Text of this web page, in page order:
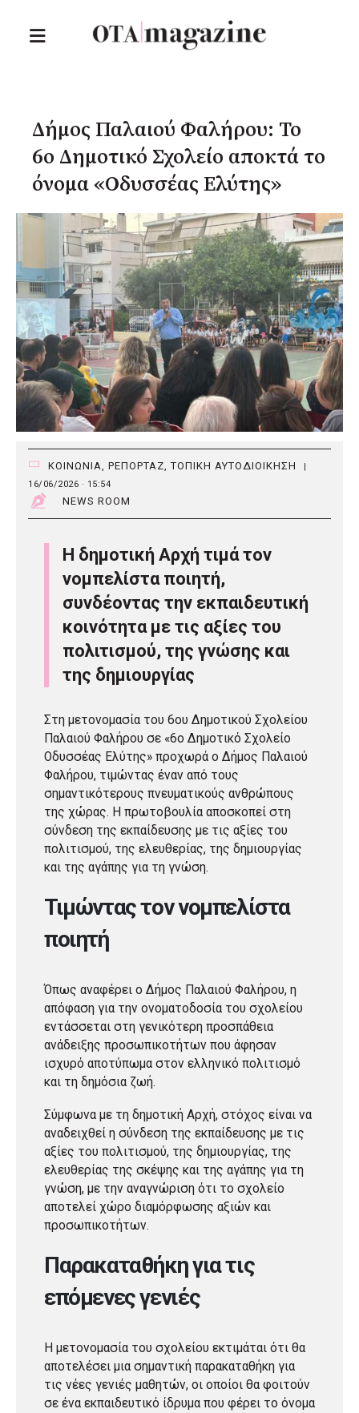
Δήμος Παλαιού Φαλήρου: Το
6ο Δημοτικό Σχολείο αποκτά το
όνομα «Οδυσσέας Ελύτης»
ΚΟΙΝΩΝΙΑ ΡΕΠΟΡΤΑΖ ,ΤΟΠΙΚΗ ΑΥΤΟΔΙΟΙΚΗΣΗ
|
16/06/2026 · 15:54
NEWS ROOM
Η δημοτική Αρχή τιμά τον
νομπελίστα ποιητή,
συνδέοντας την εκπαιδευτική
κοινότητα με τις αξίες του
πολιτισμού, της γνώσης και
της δημιουργίας
Στη μετονομασία του 6ου Δημοτικού Σχολείου
Παλαιού Φαλήρου σε «6ο Δημοτικό Σχολείο
Οδυσσέας Ελύτης» προχωρά ο Δήμος Παλαιού
Φαλήρου, τιμώντας έναν από τους
σημαντικότερους πνευματικούς ανθρώπους
της χώρας. Η πρωτοβουλία αποσκοπεί στη
σύνδεση της εκπαίδευσης με τις αξίες του
πολιτισμού, της ελευθερίας, της δημιουργίας
και της αγάπης για τη γνώση.
Τιμώντας τον νομπελίστα
ποιητή
Όπως αναφέρει ο Δήμος Παλαιού Φαλήρου, η
απόφαση για την ονοματοδοσία του σχολείου
εντάσσεται στη γενικότερη προσπάθεια
ανάδειξης προσωπικοτήτων που άφησαν
ισχυρό αποτύπωμα στον ελληνικό πολιτισμό
και τη δημόσια ζωή.
Σύμφωνα με τη δημοτική Αρχή, στόχος είναι να
αναδειχθεί η σύνδεση της εκπαίδευσης με τις
αξίες του πολιτισμού, της δημιουργίας, της
ελευθερίας της σκέψης και της αγάπης για τη
γνώση, με την αναγνώριση ότι το σχολείο
αποτελεί χώρο διαμόρφωσης αξιών και
προσωπικοτήτων.
Παρακαταθήκη για τις
επόμενες γενιές
Η μετονομασία του σχολείου εκτιμάται ότι θα
αποτελέσει μια σημαντική παρακαταθήκη για
τις νέες γενιές μαθητών, οι οποίοι θα φοιτούν
σε ένα εκπαιδευτικό ίδρυμα που φέρει το όνομα